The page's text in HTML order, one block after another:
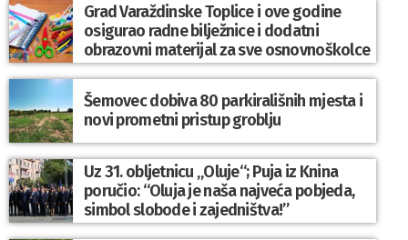
Grad Varaždinske Toplice i ove godine
osigurao radne bilježnice i dodatni
obrazovni materijal za sve osnovnoškolce
Šemovec dobiva 80 parkirališnih mjesta i
novi prometni pristup groblju
Uz 31. obljetnicu „Oluje“; Puja iz Knina
poručio: “Oluja je naša najveća pobjeda,
simbol slobode i zajedništva!”